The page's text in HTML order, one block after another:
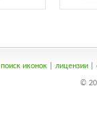
поиск иконок| лицензии|
©